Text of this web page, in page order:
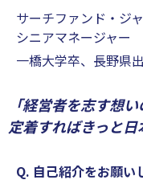
サーチファンド・ジ
シニアマネージャー
一橋大学卒、長野県
「経営者を志す想
定着すればきっと
Q. 自己紹介をお願い